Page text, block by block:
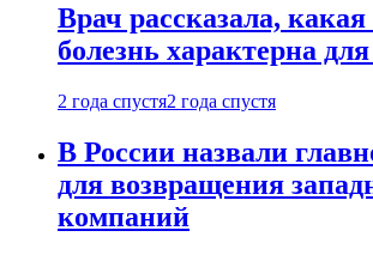
Врач рассказала,
болезнь характерна
2 года спустя2 года спустя
В России назвали
для возвращения
компаний